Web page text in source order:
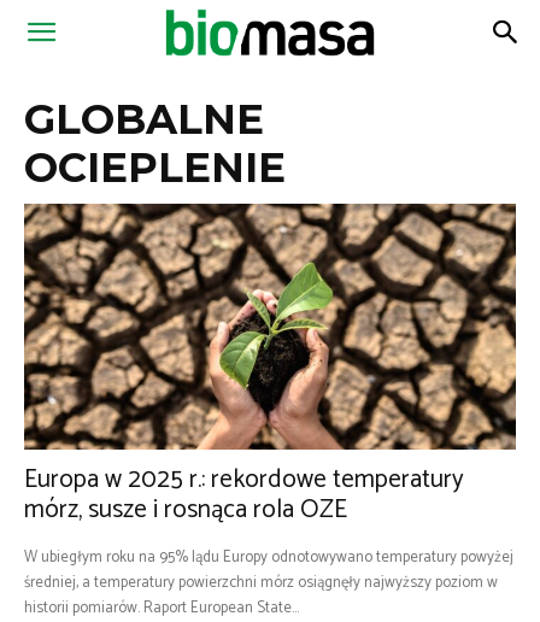
Magazyn
GLOBALNE
OCIEPLENIE
Europa w 2025 r.: rekordowe temperatury
mórz, susze i rosnąca rola OZE
W ubiegłym roku na 95% lądu Europy odnotowywano temperatury powyżej
średniej, a temperatury powierzchni mórz osiągnęły najwyższy poziom w
historii pomiarów. Raport European State...